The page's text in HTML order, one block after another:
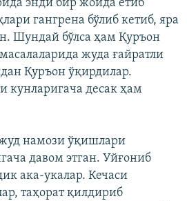
энди бир жойда ëтиб
гангрена бўлиб кетиб, яра
Шундай бўлса ҳам Қуръон
жуда ғайратли
Қуръон ўқирдилар.
кунларигача десак ҳам
намози ўқишлари
давом этган. Уйғониб
ака-укалар. Кечаси
таҳорат қилдириб